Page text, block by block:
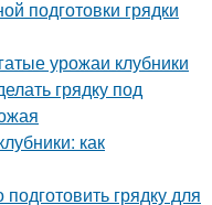
подготовки грядки
урожаи клубники
грядку под
как
грядку для